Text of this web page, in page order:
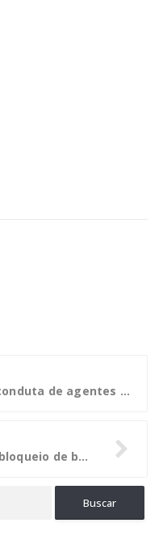
CGE inicia debate da conduta de agentes públicos e empresas nesta quarta-feira
AGU defende no Supremo o bloqueio de bens da Odebrecht e da OAS